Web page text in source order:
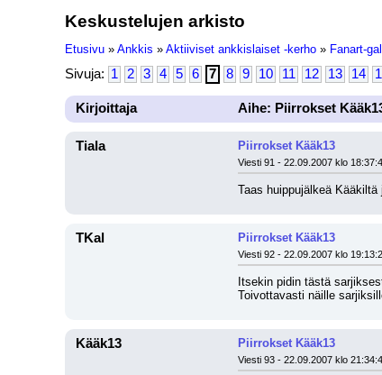
Keskustelujen arkisto
Etusivu » Ankkis » Aktiiviset ankkislaiset -kerho » Fanart-
Sivuja: 1 2 3 4 5 6 7 8 9 10 11 12 13 14
Kirjoittaja Aihe: Piirrokset
Tiala Piirrokset Kääk13
Viesti 91 - 22.09.2007 klo
Taas huippujälkeä
TKal Piirrokset Kääk13
Viesti 92 - 22.09.2007 klo
Itsekin pidin tästä
Toivottavasti näille
Kääk13 Piirrokset Kääk13
Viesti 93 - 22.09.2007 klo